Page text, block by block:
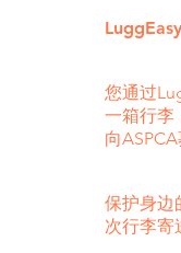
您通过
一箱行李
向
保护身边
次行李寄